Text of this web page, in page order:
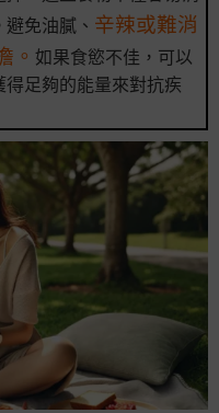
免油膩、 辛辣或難消
。 如果食慾不佳，可以
足夠的能量來對抗疾